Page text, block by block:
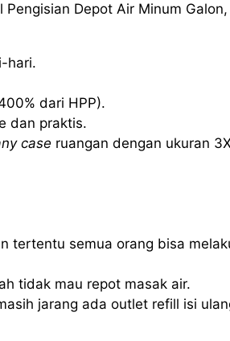
Depot Air Minum Galon,
hari.
dari HPP).
dan praktis.
case ruangan dengan ukuran
tertentu semua orang bisa
tidak mau repot masak air.
jarang ada outlet refill isi